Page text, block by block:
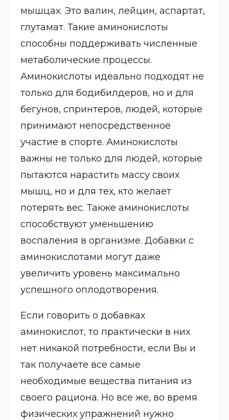
мышцах. Это валин, лейцин, аспартат,
глутамат. Такие аминокислоты
способны поддерживать численные
метаболические процессы.
Аминокислоты идеально подходят не
только для бодибилдеров, но и для
бегунов, спринтеров, людей, которые
принимают непосредственное
участие в спорте. Аминокислоты
важны не только для людей, которые
пытаются нарастить массу своих
мышц, но и для тех, кто желает
потерять вес. Также аминокислоты
способствуют уменьшению
воспаления в организме. Добавки с
аминокислотами могут даже
увеличить уровень максимально
успешного оплодотворения.
Если говорить о добавках
аминокислот, то практически в них
нет никакой потребности, если Вы и
так получаете все самые
необходимые вещества питания из
своего рациона. Но все же, во время
физических упражнений нужно